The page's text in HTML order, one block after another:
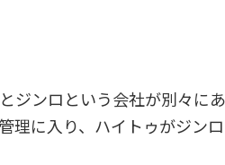
ジンロという会社が別々に
理に入り、ハイトゥがジン